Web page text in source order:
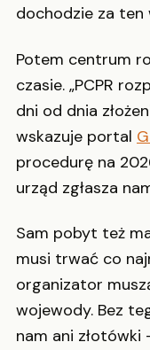
dochodzie za ten
Potem centrum
czasie. „PCPR
dni od dnia
wskazuje portal
procedurę na
urząd zgłasza
Sam pobyt też
musi trwać co
organizator
wojewody. Bez
nam ani